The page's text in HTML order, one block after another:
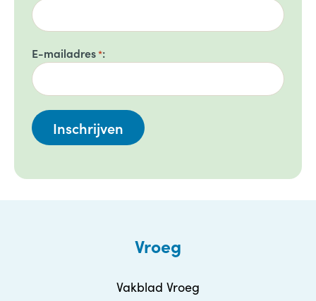
E-mailadres*
Vroeg
Vakblad Vroeg